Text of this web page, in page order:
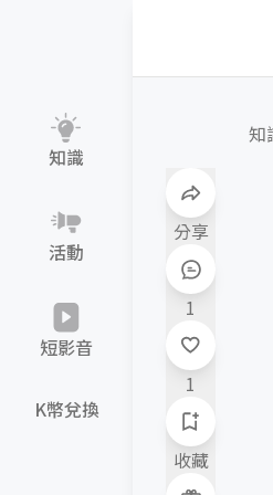
知識
活動
短影音
K幣兌換
分享
1
1
收藏
知